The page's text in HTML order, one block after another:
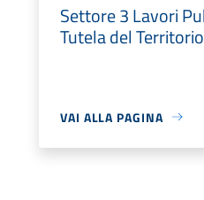
Settore 3 Lavori
Tutela del Territorio
VAI ALLA PAGINA